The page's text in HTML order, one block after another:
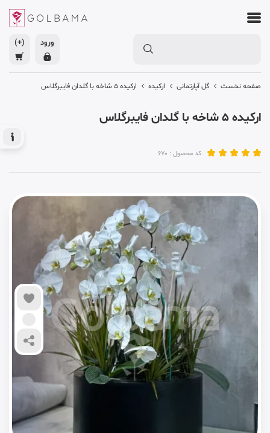
ورود (+)
صفحه نخست گل آپارتمانی ارکیده ارکیده 5 شاخه با گلدان فایبرگلاس
ارکیده 5 شاخه با گلدان فایبرگلاس
کد محصول : 670